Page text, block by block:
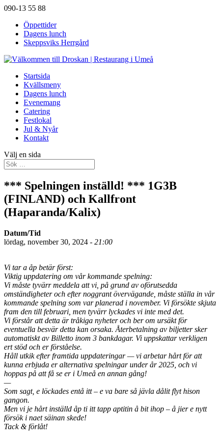
090-13 55 88
Öppettider
Dagens lunch
Skeppsviks Herrgård
Startsida
Kvällsmeny
Dagens lunch
Evenemang
Catering
Festlokal
Jul & Nyår
Kontakt
Välj en sida
*** Spelningen inställd! *** 1G3B
(FINLAND) och Kallfront
(Haparanda/Kalix)
Datum/Tid
lördag, november 30, 2024 - 21:00
Vi tar a åp betär först:
Viktig uppdatering om vår kommande spelning:
Vi måste tyvärr meddela att vi, på grund av oförutsedda
omständigheter och efter noggrant övervägande, måste ställa in vår
kommande spelning som var planerad i november. Vi försökte skjuta
fram den till februari, men tyvärr lyckades vi inte med det.
Vi förstår att detta är tråkiga nyheter och ber om ursäkt för
eventuella besvär detta kan orsaka. Återbetalning av biljetter sker
automatiskt av Billetto inom 3 bankdagar. Vi uppskattar verkligen
ert stöd och er förståelse.
Håll utkik efter framtida uppdateringar — vi arbetar hårt för att
kunna erbjuda er alternativa spelningar under år 2025, och vi
hoppas på att få se er i Umeå en annan gång!
—
Som sagt, e löckades entå itt – e va bare så jävla dålit flyt hison
gangon.
Men vi je hårt inställd åp ti itt tapp aptitin å bit ihop – å jier e nytt
försök i naet säinan skede!
Tack & förlåt!